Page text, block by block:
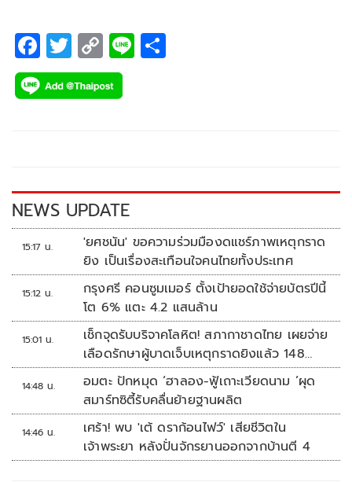
กระแสตอบรับพุ่งร้อนแรงไม่แพ้บทใน ซีรีส์ที่เข้มข้นน่าติดตามที
เดียว F
ac
e
k
T
wi
tt
C
o
p
k
Li
NEWS UPDATE
15:17 น.
'ยศชนัน' ขอความร่วมมืองดแชร์ภาพเหตุกราด
ยิง เป็นเรื่องสะเทือนใจคนไทยทั้งประเทศ
15:12 น.
กรุงศรี คอนซูมเมอร์ ตั้งเป้ายอดใช้จ่ายบัตรปีนี้
โต 6% แตะ 4.2 แสนล้าน
15:01 น.
เช็กจุดรับบริจาคโลหิต! สภากาชาดไทย เผยจ่าย
เลือดรักษาผู้บาดเจ็บเหตุกราดยิงแล้ว 148
ยูนิต
14:48 น.
อมตะ ปักหมุด ‘ฮาลอง-ฟู้เถาะเวียดนาม ’ผุด
สมาร์ทซิตี้รับคลื่นย้ายฐานผลิต
14:46 น.
เศร้า! พบ 'เต้ ดราก้อนไฟว์' เสียชีวิตใน
เจ้าพระยา หลังปั่นจักรยานออกจากบ้านตี 4